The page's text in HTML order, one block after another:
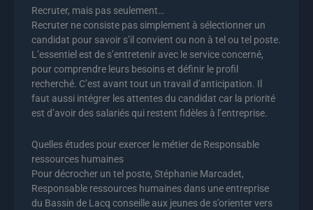
Recruter, mais pas seulement…
Recruter ne consiste pas simplement à sélectionner un
candidat pour savoir s’il convient ou non à tel ou tel poste.
L’essentiel est de s’entretenir avec le service concerné,
pour comprendre leurs besoins et définir le profil
recherché. C’est avant tout un travail d’anticipation. Il
faut aussi intégrer les attentes du candidat car la priorité
est d’avoir des salariés qui restent fidèles à l’entreprise.
Quelles études pour exercer le métier de Responsable
ressources humaines
Pour décrocher un tel poste, Stéphanie Marcadet,
Responsable ressources humaines dans une entreprise
du Bassin de Lacq conseille aux jeunes de s’orienter vers